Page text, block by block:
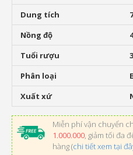
Dung tích
Nồng độ
Tuổi rượu
Phân loại
Xuất xứ
Miễn phí vận chuyển
1.000.000, giảm tối đa
hàng (chi tiết xem tại